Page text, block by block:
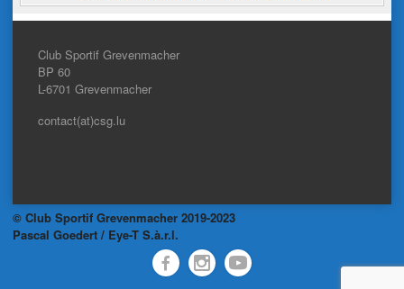
Club Sportif Grevenmacher
BP 60
L-6701 Grevenmacher
contact(at)csg.lu
© Club Sportif Grevenmacher 2019-2023
Pascal Goedert / Eye-T S.à.r.l.